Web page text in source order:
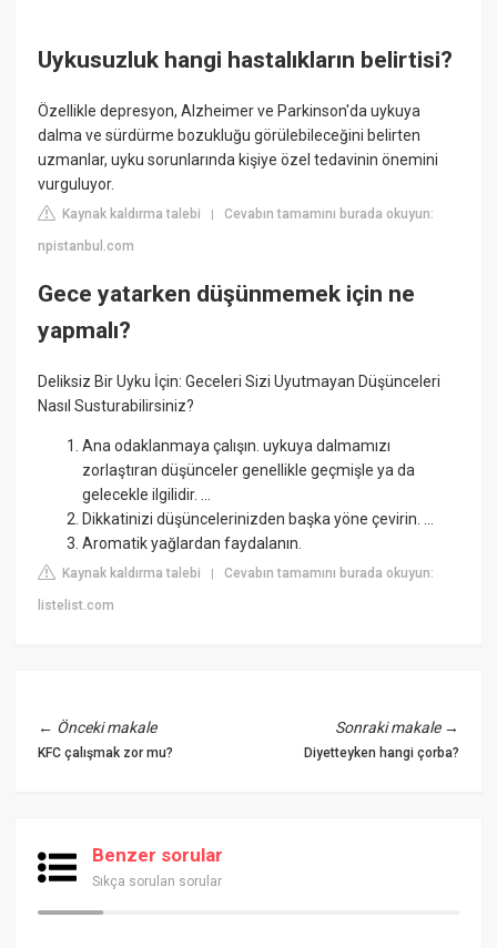
Uykusuzluk hangi hastalıkların belirtisi?
Özellikle depresyon, Alzheimer ve Parkinson'da uykuya
dalma ve sürdürme bozukluğu görülebileceğini belirten
uzmanlar, uyku sorunlarında kişiye özel tedavinin önemini
vurguluyor.
Kaynak kaldırma talebi |Cevabın tamamını burada okuyun:
npistanbul.com
Gece yatarken düşünmemek için ne
yapmalı?
Deliksiz Bir Uyku İçin: Geceleri Sizi Uyutmayan Düşünceleri
Nasıl Susturabilirsiniz?
Ana odaklanmaya çalışın. uykuya dalmamızı
zorlaştıran düşünceler genellikle geçmişle ya da
gelecekle ilgilidir. ...
Dikkatinizi düşüncelerinizden başka yöne çevirin. ...
Aromatik yağlardan faydalanın.
Kaynak kaldırma talebi |Cevabın tamamını burada okuyun:
listelist.com
← Önceki makale
KFC çalışmak zor mu?
Sonraki makale→
Diyetteyken hangi çorba?
Benzer sorular
Sıkça sorulan sorular